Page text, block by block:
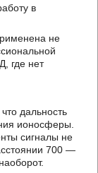
в
не
где нет
дальность
ионосферы.
сигналы не
700 —